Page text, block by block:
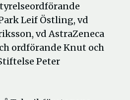
Leif Östling, vd
vd AstraZeneca
ordförande Knut och
Peter